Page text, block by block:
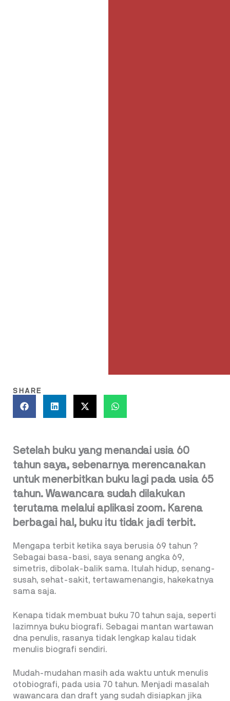
SHARE
Setelah buku yang menandai usia 60
tahun saya, sebenarnya merencanakan
untuk menerbitkan buku lagi pada usia 65
tahun. Wawancara sudah dilakukan
terutama melalui aplikasi zoom. Karena
berbagai hal, buku itu tidak jadi terbit.
Mengapa terbit ketika saya berusia 69 tahun ?
Sebagai basa-basi, saya senang angka 69,
simetris, dibolak-balik sama. Itulah hidup, senang-
susah, sehat-sakit, tertawamenangis, hakekatnya
sama saja.
Kenapa tidak membuat buku 70 tahun saja, seperti
lazimnya buku biografi. Sebagai mantan wartawan
dna penulis, rasanya tidak lengkap kalau tidak
menulis biografi sendiri.
Mudah-mudahan masih ada waktu untuk menulis
otobiografi, pada usia 70 tahun. Menjadi masalah
wawancara dan draft yang sudah disiapkan jika